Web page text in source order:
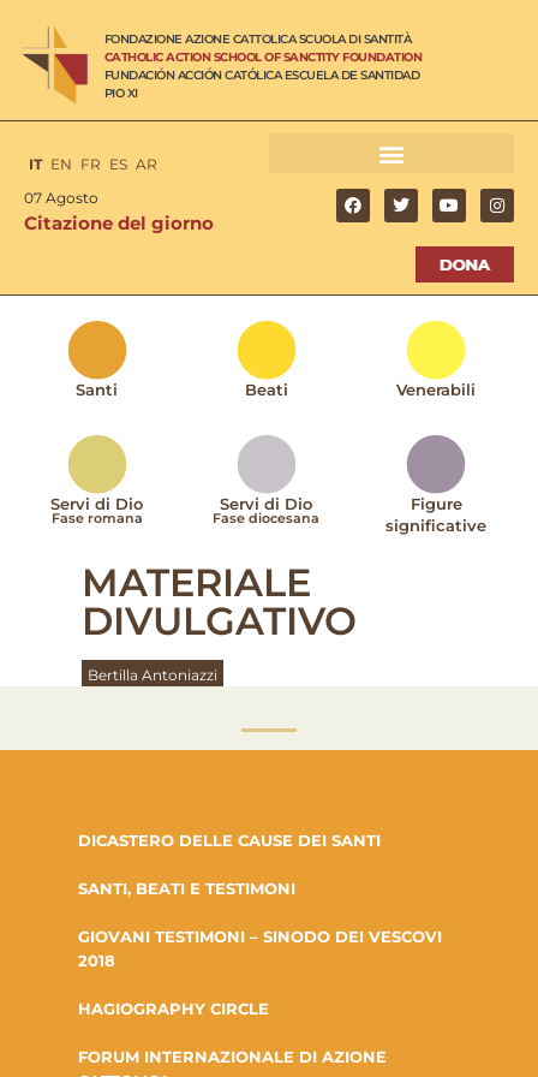
FONDAZIONE AZIONE CATTOLICA SCUOLA DI SANTITÀ
CATHOLIC ACTION SCHOOL OF SANCTITY FOUNDATION
FUNDACIÓN ACCIÓN CATÓLICA ESCUELA DE SANTIDAD
PIO XI
IT EN FR ES AR
07 Agosto
Citazione del giorno
Santi Beati Venerabili
Servi di Dio
Fase romana
Servi di Dio
Fase diocesana
Figure
significative
MATERIALE
DIVULGATIVO
Bertilla Antoniazzi
DICASTERO DELLE CAUSE DEI SANTI
SANTI, BEATI E TESTIMONI
GIOVANI TESTIMONI – SINODO DEI VESCOVI
2018
HAGIOGRAPHY CIRCLE
FORUM INTERNAZIONALE DI AZIONE